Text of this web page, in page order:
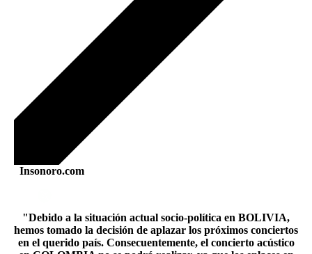
Insonoro.com
"Debido a la situación actual socio-política en BOLIVIA,
hemos tomado la decisión de aplazar los próximos conciertos
en el querido país. Consecuentemente, el concierto acústico